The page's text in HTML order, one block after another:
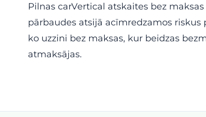
Pilnas carVertical atskaites bez
pārbaudes atsijā acīmredzamos
ko uzzini bez maksas, kur beidzas
atmaksājas.